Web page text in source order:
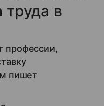
в
профессии,
пишет